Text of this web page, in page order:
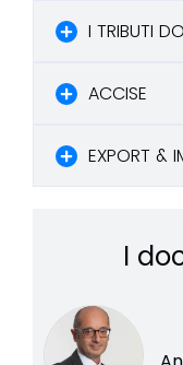
I TRIBUTI
ACCISE
EXPORT &
I